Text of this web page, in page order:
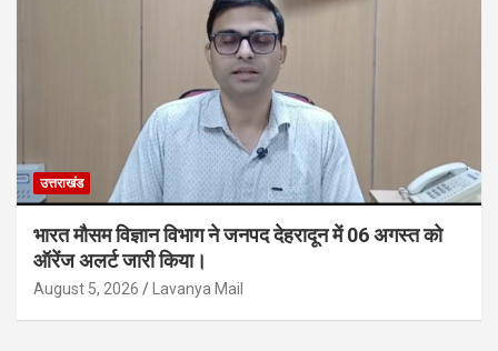
उत्तराखंड
भारत मौसम विज्ञान विभाग ने जनपद देहरादून में 06 अगस्त को
ऑरेंज अलर्ट जारी किया।
August 5, 2026 Lavanya Mail